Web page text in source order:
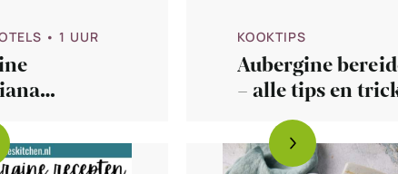
• 1 UUR
di
KOOKTIPS
Aubergine
– alle tips en